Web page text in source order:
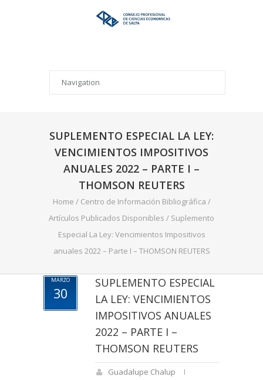
SUPLEMENTO ESPECIAL LA LEY:
VENCIMIENTOS IMPOSITIVOS
ANUALES 2022 – PARTE I –
THOMSON REUTERS
Home / Centro de Información Bibliográfica /
Artículos Publicados Disponibles / Suplemento
Especial La Ley: Vencimientos Impositivos
anuales 2022 – Parte I – THOMSON REUTERS
MARZO
30
SUPLEMENTO ESPECIAL
LA LEY: VENCIMIENTOS
IMPOSITIVOS ANUALES
2022 – PARTE I –
THOMSON REUTERS
Guadalupe Chalup